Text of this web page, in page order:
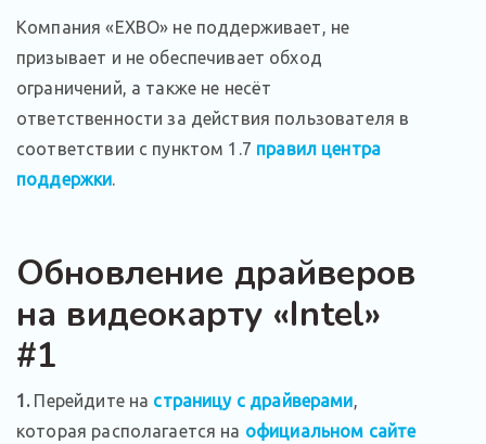
Компания «EXBO» не поддерживает, не
призывает и не обеспечивает обход
ограничений, а также не несёт
ответственности за действия пользователя в
соответствии с пунктом 1.7 правил центра
поддержки.
Обновление драйверов
на видеокарту «Intel»
#1
1.Перейдите на страницу с драйверами,
которая располагается на официальном сайте